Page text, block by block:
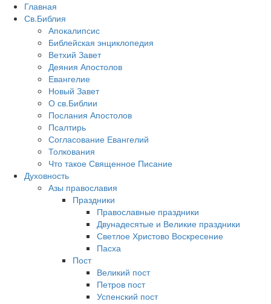
Главная
Св.Библия
Апокалипсис
Библейская энциклопедия
Ветхий Завет
Деяния Апостолов
Евангелие
Новый Завет
О св.Библии
Послания Апостолов
Псалтирь
Согласование Евангелий
Толкования
Что такое Священное Писание
Духовность
Азы православия
Праздники
Православные праздники
Двунадесятые и Великие праздники
Светлое Христово Воскресение
Пасха
Пост
Великий пост
Петров пост
Успенский пост